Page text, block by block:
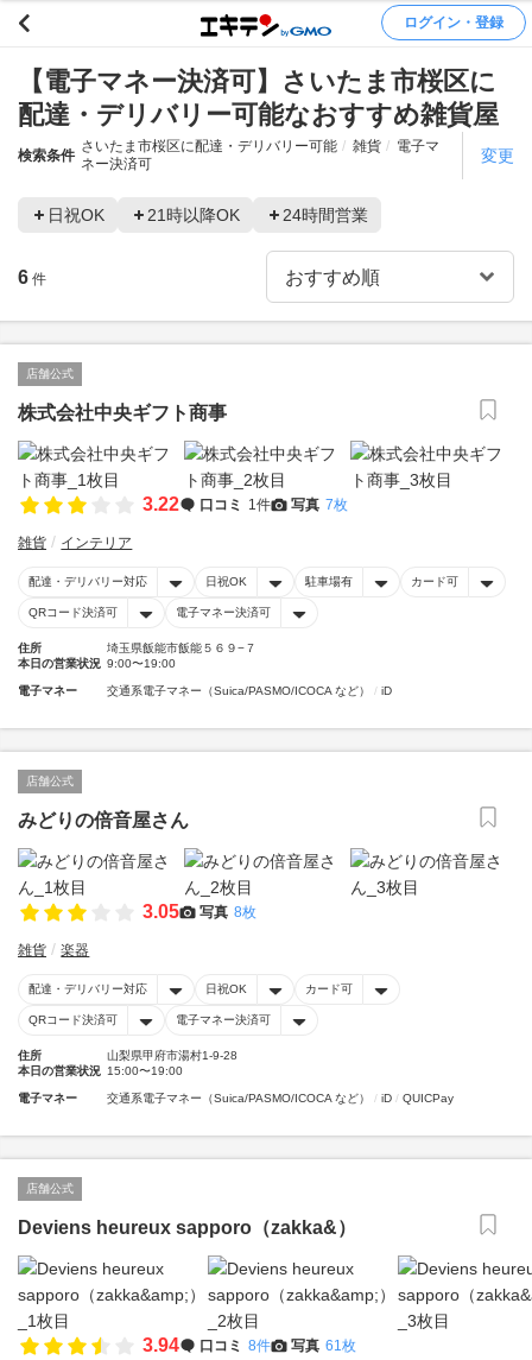
ログイン・登録
【電子マネー決済可】さいたま市桜区に
配達・デリバリー可能なおすすめ雑貨屋
検索条件
さいたま市桜区に配達・デリバリー可能 雑貨
電子マ
ネー決済可
変更
日祝OK 21時以降OK 24時間営業
6 件
店舗公式
株式会社中央ギフト商事
3.22 口コミ 1件 写真 7枚
雑貨 インテリア
配達・デリバリー対応 日祝OK 駐車場有 カード可
QRコード決済可 電子マネー決済可
住所
埼玉県飯能市飯能５６９−７
本日の営業状況 9:00〜19:00
電子マネー 交通系電子マネー（Suica/PASMO/ICOCA など） iD
店舗公式
みどりの倍音屋さん
3.05 写真 8枚
雑貨 楽器
配達・デリバリー対応 日祝OK カード可
QRコード決済可 電子マネー決済可
住所
山梨県甲府市湯村1-9-28
本日の営業状況 15:00〜19:00
電子マネー 交通系電子マネー（Suica/PASMO/ICOCA など） iD QUICPay
店舗公式
Deviens heureux sapporo（zakka&）
3.94 口コミ 8件 写真 61枚